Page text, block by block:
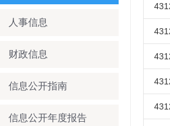
人事信息
财政信息
信息公开指南
信息公开年度报告